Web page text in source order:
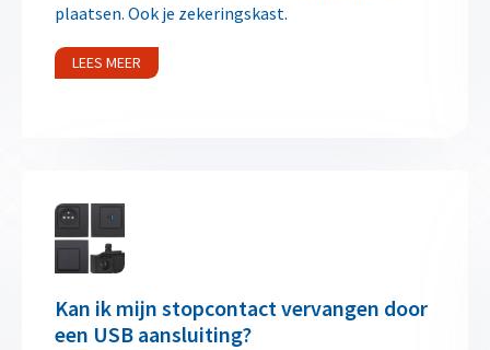
plaatsen. Ook je zekeringskast.
LEES MEER
Kan ik mijn stopcontact vervangen door
een USB aansluiting?